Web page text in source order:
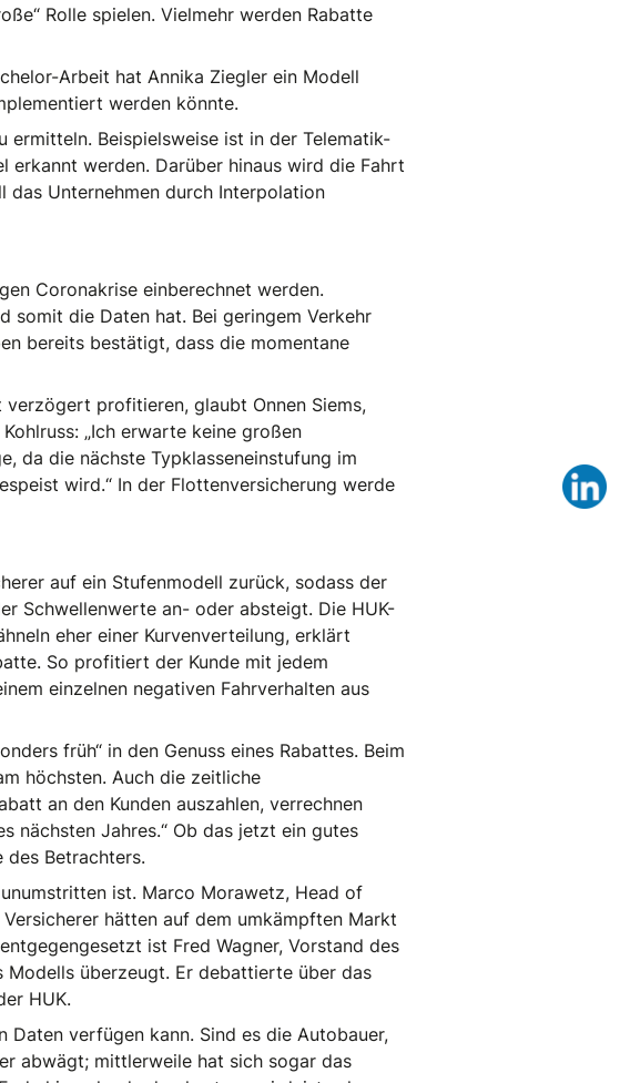
Rolle spielen. Vielmehr werden Rabatte
Arbeit hat Annika Ziegler ein Modell
werden könnte.
Beispielsweise ist in der Telematik-
erkannt werden. Darüber hinaus wird die Fahrt
das Unternehmen durch Interpolation
Coronakrise einberechnet werden.
somit die Daten hat. Bei geringem Verkehr
bereits bestätigt, dass die momentane
profitieren, glaubt Onnen Siems,
„Ich erwarte keine großen
da die nächste Typklasseneinstufung im
wird.“ In der Flottenversicherung werde
auf ein Stufenmodell zurück, sodass der
Schwellenwerte an- oder absteigt. Die HUK-
eher einer Kurvenverteilung, erklärt
So profitiert der Kunde mit jedem
einzelnen negativen Fahrverhalten aus
früh“ in den Genuss eines Rabattes. Beim
höchsten. Auch die zeitliche
an den Kunden auszahlen, verrechnen
nächsten Jahres.“ Ob das jetzt ein gutes
des Betrachters.
ist. Marco Morawetz, Head of
hätten auf dem umkämpften Markt
ist Fred Wagner, Vorstand des
überzeugt. Er debattierte über das
HUK.
verfügen kann. Sind es die Autobauer,
abwägt; mittlerweile hat sich sogar das